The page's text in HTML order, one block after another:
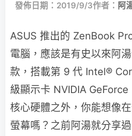
發佈日期：2019/9/3作者： 阿
ASUS 推出的 ZenBook
電腦，應該是有史以來阿
款，搭載第 9 代 Intel®
級顯示卡 NVIDIA
核心硬體之外，你能想像
螢幕嗎？之前阿湯就分享